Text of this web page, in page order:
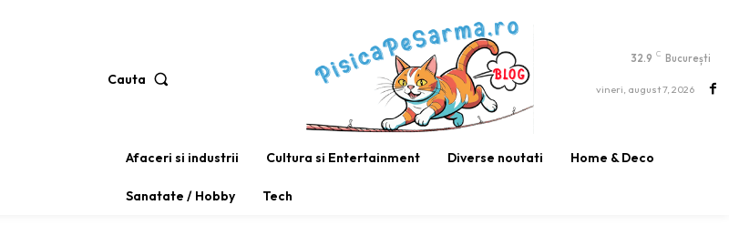
Cauta
32.9 C București
vineri, august 7, 2026
Afaceri si industrii Cultura si Entertainment Diverse noutati Home & Deco
Sanatate / Hobby Tech